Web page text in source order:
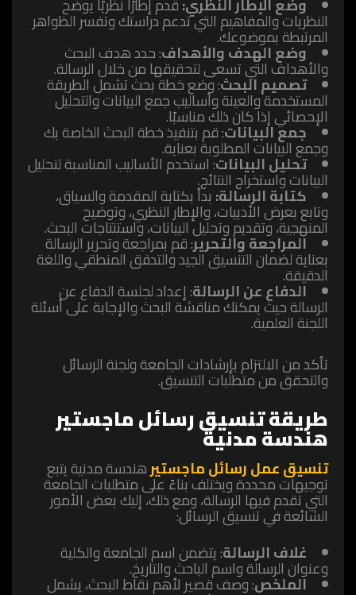
النظريات والمفاهيم التي تدعم دراستك وتفسر الظواهر
المرتبطة بموضوعك.
وضع الهدف والأهداف: حدد هدف البحث
والأهداف التي تسعى لتحقيقها من خلال الرسالة.
تصميم البحث: وضع خطة بحث تشمل الطريقة
المستخدمة والعينة وأساليب جمع البيانات والتحليل
الإحصائي إذا كان ذلك مناسبًا.
جمع البيانات: قم بتنفيذ خطة البحث الخاصة بك
وجمع البيانات المطلوبة بعناية.
تحليل البيانات: استخدم الأساليب المناسبة لتحليل
البيانات واستخراج النتائج.
كتابة الرسالة: بدأ بكتابة المقدمة والسياق،
وتابع بعرض الأدبيات، والإطار النظري، وتوضيح
المنهجية، وتقديم وتحليل البيانات، واستنتاجات البحث.
المراجعة والتحرير: قم بمراجعة وتحرير الرسالة
بعناية لضمان التنسيق الجيد والتدفق المنطقي واللغة
الدقيقة.
الدفاع عن الرسالة: إعداد لجلسة الدفاع عن
الرسالة حيث يمكنك مناقشة البحث والإجابة على أسئلة
اللجنة العلمية.
تأكد من الالتزام بإرشادات الجامعة ولجنة الرسائل
والتحقق من متطلبات التنسيق.
طريقة تنسيق رسائل ماجستير
هندسة مدنية
تنسيق عمل رسائل ماجستيرهندسة مدنية يتبع
توجيهات محددة ويختلف بناءً على متطلبات الجامعة
التي تقدم فيها الرسالة، ومع ذلك، إليك بعض الأمور
الشائعة في تنسيق الرسائل:
غلاف الرسالة: يتضمن اسم الجامعة والكلية
وعنوان الرسالة واسم الباحث والتاريخ.
الملخص: وصف قصير لأهم نقاط البحث، يشمل